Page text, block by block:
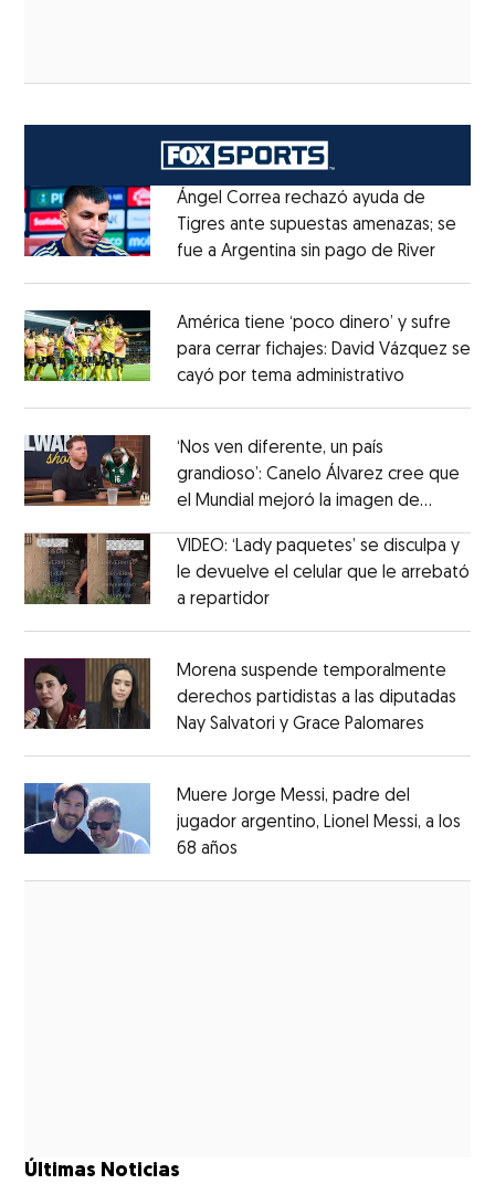
Ángel Correa rechazó ayuda de
Tigres ante supuestas amenazas; se
fue a Argentina sin pago de RiverOpens
América tiene ‘poco dinero’ y sufre
para cerrar fichajes: David Vázquez se
cayó por tema administrativo
‘Nos ven diferente, un país
grandioso’: Canelo Álvarez cree que
el Mundial mejoró la imagen de
MéxicoOpens in new window
VIDEO: ‘Lady paquetes’ se disculpa y
le devuelve el celular que le arrebató
a repartidorOpens in new window
Morena suspende temporalmente
derechos partidistas a las diputadas
Nay Salvatori y Grace Palomares
Muere Jorge Messi, padre del
jugador argentino, Lionel Messi, a los
68 años
Últimas Noticias